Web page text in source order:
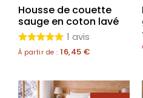
Housse de couette
sauge en coton lavé
1 avis
À partir de : 16,45 €